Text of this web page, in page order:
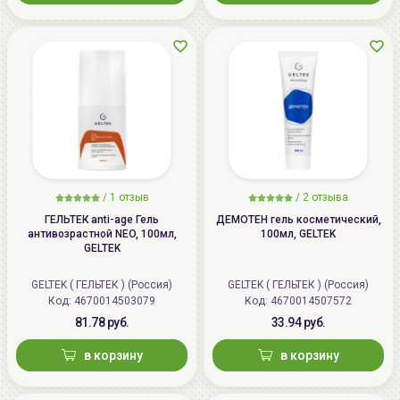
прижмите салфетку к коже, чтобы она впитала в
себя гель, и плотно прижалась к коже.
Подождите 20-25 минут для воздействия средства
на кожу, а затем удалите салфетку с кожи.
Тщательно уберите остатки геля с кожи и протрите
кожу теплым влажным полотенцем.
/ 1 отзыв
ГЕЛЬТЕК anti-age Гель
антивозрастной NEO, 100мл,
GELTEK
GELTEK ( ГЕЛЬТЕК ) (Россия)
Код: 4670014503079
81.78 руб.
в корзину
/ 2 отзыва
ДЕМОТЕН гель косметический,
100мл, GELTEK
GELTEK ( ГЕЛЬТЕК ) (Россия)
Код: 4670014507572
33.94 руб.
в корзину